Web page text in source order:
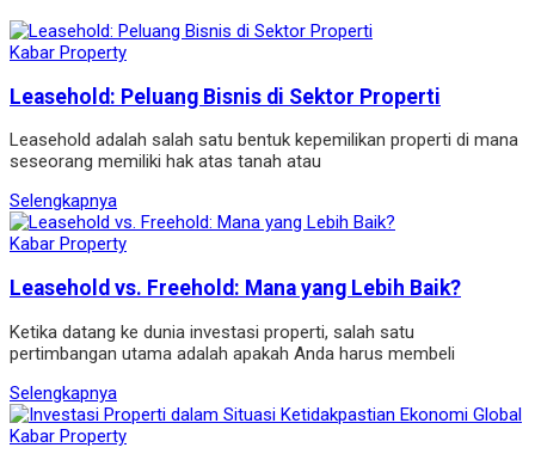
Kabar Property
Leasehold: Peluang Bisnis di Sektor Properti
Leasehold adalah salah satu bentuk kepemilikan properti di mana
seseorang memiliki hak atas tanah atau
Selengkapnya
Kabar Property
Leasehold vs. Freehold: Mana yang Lebih Baik?
Ketika datang ke dunia investasi properti, salah satu
pertimbangan utama adalah apakah Anda harus membeli
Selengkapnya
Kabar Property